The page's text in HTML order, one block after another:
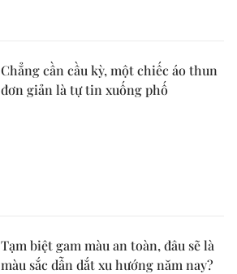
Chẳng cần cầu kỳ, một chiếc áo thun
đơn giản là tự tin xuống phố
Tạm biệt gam màu an toàn, đâu sẽ là
màu sắc dẫn dắt xu hướng năm nay?